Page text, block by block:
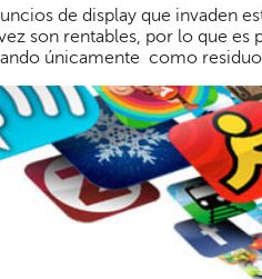
de display que invaden
son rentables, por lo que
únicamente como